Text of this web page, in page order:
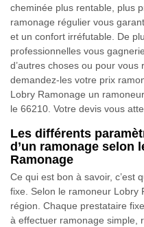
cheminée plus rentable, plus
ramonage régulier vous
et un confort irréfutable. De
professionnelles vous
d’autres choses ou pour
demandez-les votre prix
Lobry Ramonage un
le 66210. Votre devis vous
Les différents
d’un ramonage selon
Ramonage
Ce qui est bon à savoir, c’est
fixe. Selon le ramoneur Lobry
région. Chaque prestataire
à effectuer ramonage simple,